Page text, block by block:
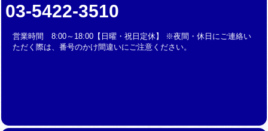
03-5422-3510
営業時間 8:00～18:00【日曜・祝日定休】 ※夜間・休日にご連絡い
ただく際は、番号のかけ間違いにご注意ください。